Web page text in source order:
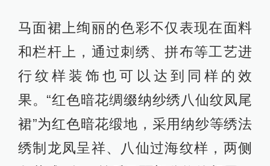
马面裙上绚丽的色彩不仅表现在面料
和栏杆上，通过刺绣、拼布等工艺进
行纹样装饰也可以达到同样的效
果。“红色暗花绸缀纳纱绣八仙纹凤尾
裙”为红色暗花缎地，采用纳纱等绣法
绣制龙凤呈祥、八仙过海纹样，两侧